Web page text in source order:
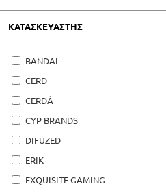
ΚΑΤΑΣΚΕΥΑΣΤΗΣ
BANDAI
CERD
CERDÁ
CYP BRANDS
DIFUZED
ERIK
EXQUISITE GAMING